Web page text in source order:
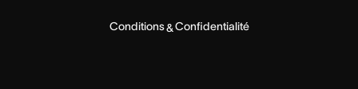
Conditions&Confidentialité